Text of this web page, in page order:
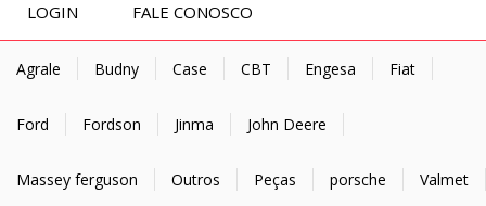
LOGIN FALE CONOSCO
Agrale Budny Case CBT Engesa Fiat
Ford Fordson Jinma John Deere
Massey ferguson Outros Peças porsche Valmet